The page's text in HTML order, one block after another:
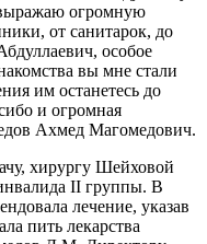
огромную
от санитарок, до
особое
вы мне стали
им останетесь до
и огромная
Ахмед Магомедович.
хирургу Шейховой
II группы. В
лечение, указав
пить лекарства